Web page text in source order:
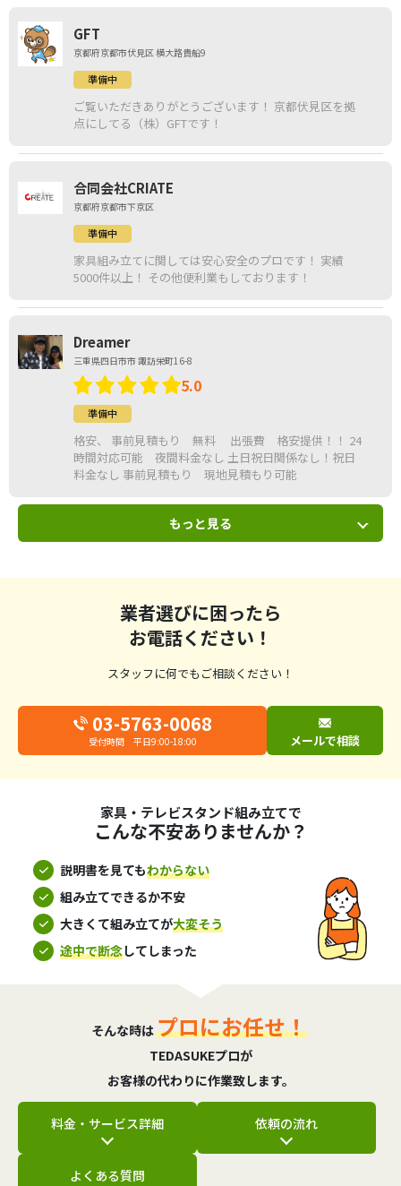
GFT
京都府京都市伏見区 横大路貴船9
準備中
ご覧いただきありがとうございます！ 京都伏見区を拠
点にしてる（株）GFTです！
合同会社CRIATE
京都府京都市下京区
準備中
家具組み立てに関しては安心安全のプロです！ 実績
5000件以上！ その他便利業もしております！
Dreamer
三重県四日市市 諏訪栄町16-8
5.0
準備中
格安、 事前見積もり 無料 出張費 格安提供！！ 24
時間対応可能 夜間料金なし 土日祝日関係なし！祝日
料金なし 事前見積もり 現地見積もり可能
もっと見る
業者選びに困ったら
お電話ください！
スタッフに何でもご相談ください！
03-5763-0068
受付時間 平日9:00-18:00 メールで相談
家具・テレビスタンド組み立てで
こんな不安ありませんか？
説明書を見てもわからない
組み立てできるか不安
大きくて組み立てが大変そう
途中で断念してしまった
そんな時はプロにお任せ！
TEDASUKEプロが
お客様の代わりに作業致します。
料金・サービス詳細 依頼の流れ
よくある質問